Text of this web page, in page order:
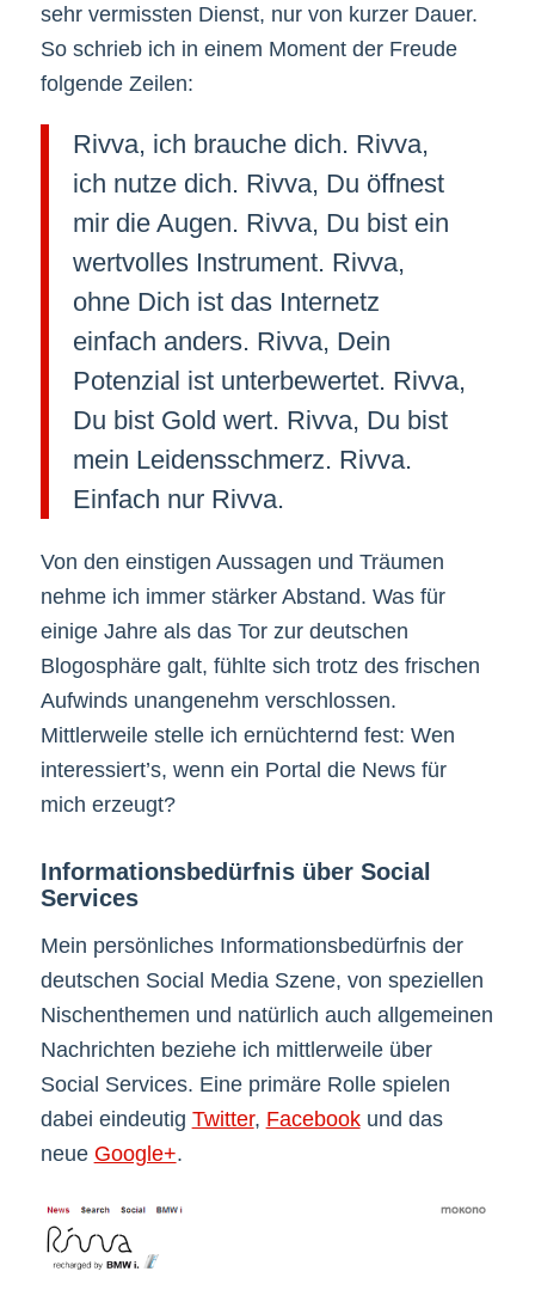
sehr vermissten Dienst, nur von kurzer Dauer.
So schrieb ich in einem Moment der Freude
folgende Zeilen:
Rivva, ich brauche dich. Rivva,
ich nutze dich. Rivva, Du öffnest
mir die Augen. Rivva, Du bist ein
wertvolles Instrument. Rivva,
ohne Dich ist das Internetz
einfach anders. Rivva, Dein
Potenzial ist unterbewertet. Rivva,
Du bist Gold wert. Rivva, Du bist
mein Leidensschmerz. Rivva.
Einfach nur Rivva.
Von den einstigen Aussagen und Träumen
nehme ich immer stärker Abstand. Was für
einige Jahre als das Tor zur deutschen
Blogosphäre galt, fühlte sich trotz des frischen
Aufwinds unangenehm verschlossen.
Mittlerweile stelle ich ernüchternd fest: Wen
interessiert’s, wenn ein Portal die News für
mich erzeugt?
Informationsbedürfnis über Social
Services
Mein persönliches Informationsbedürfnis der
deutschen Social Media Szene, von speziellen
Nischenthemen und natürlich auch allgemeinen
Nachrichten beziehe ich mittlerweile über
Social Services. Eine primäre Rolle spielen
dabei eindeutig Twitter, Facebookund das
neue Google+.